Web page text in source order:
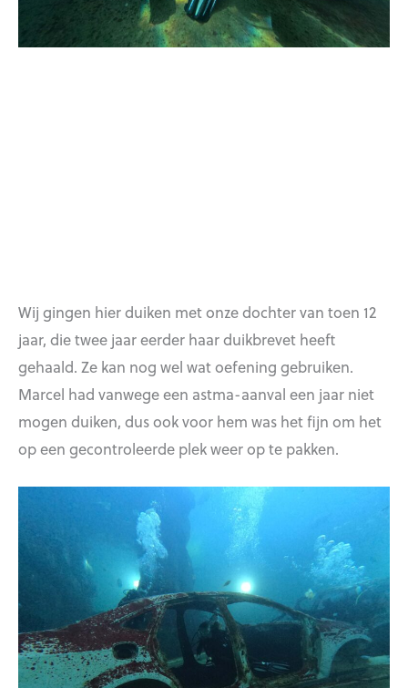
Wij gingen hier duiken met onze dochter van toen 12
jaar, die twee jaar eerder haar duikbrevet heeft
gehaald. Ze kan nog wel wat oefening gebruiken.
Marcel had vanwege een astma-aanval een jaar niet
mogen duiken, dus ook voor hem was het fijn om het
op een gecontroleerde plek weer op te pakken.